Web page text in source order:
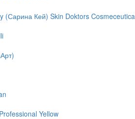
(Сарина Кей) Skin Doktors
Yellow